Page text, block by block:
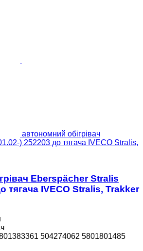
автономний обігрівач
) 252203 до тягача IVECO Stralis,
Eberspächer Stralis
тягача IVECO Stralis, Trakker
504274062 5801801485